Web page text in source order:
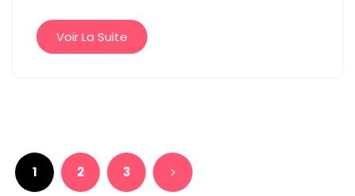
Voir La Suite
des
publications
1 2 3